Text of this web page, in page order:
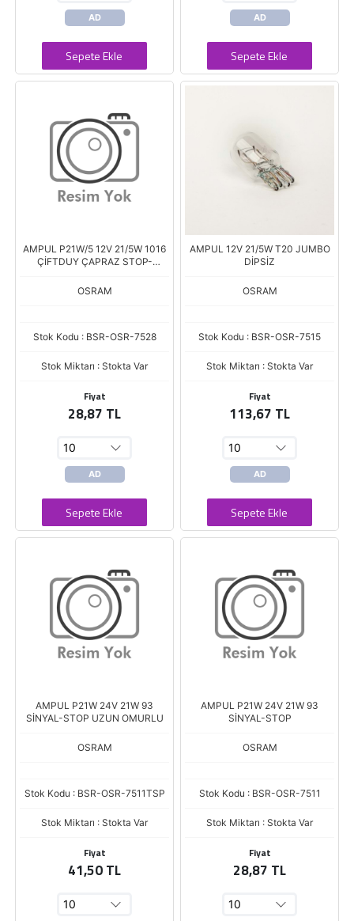
AD
Sepete Ekle
AD
Sepete Ekle
AMPUL P21W/5 12V 21/5W 1016
ÇİFTDUY ÇAPRAZ STOP-
OSRAM
Stok Kodu : BSR-OSR-7528
Stok Miktarı : Stokta Var
Fiyat
28,87 TL
AD
Sepete Ekle
AMPUL 12V 21/5W T20 JUMBO
DİPSİZ
OSRAM
Stok Kodu : BSR-OSR-7515
Stok Miktarı : Stokta Var
Fiyat
113,67 TL
AD
Sepete Ekle
AMPUL P21W 24V 21W 93
SİNYAL-STOP UZUN OMURLU
OSRAM
Stok Kodu : BSR-OSR-7511TSP
Stok Miktarı : Stokta Var
Fiyat
41,50 TL
AMPUL P21W 24V 21W 93
SİNYAL-STOP
OSRAM
Stok Kodu : BSR-OSR-7511
Stok Miktarı : Stokta Var
Fiyat
28,87 TL